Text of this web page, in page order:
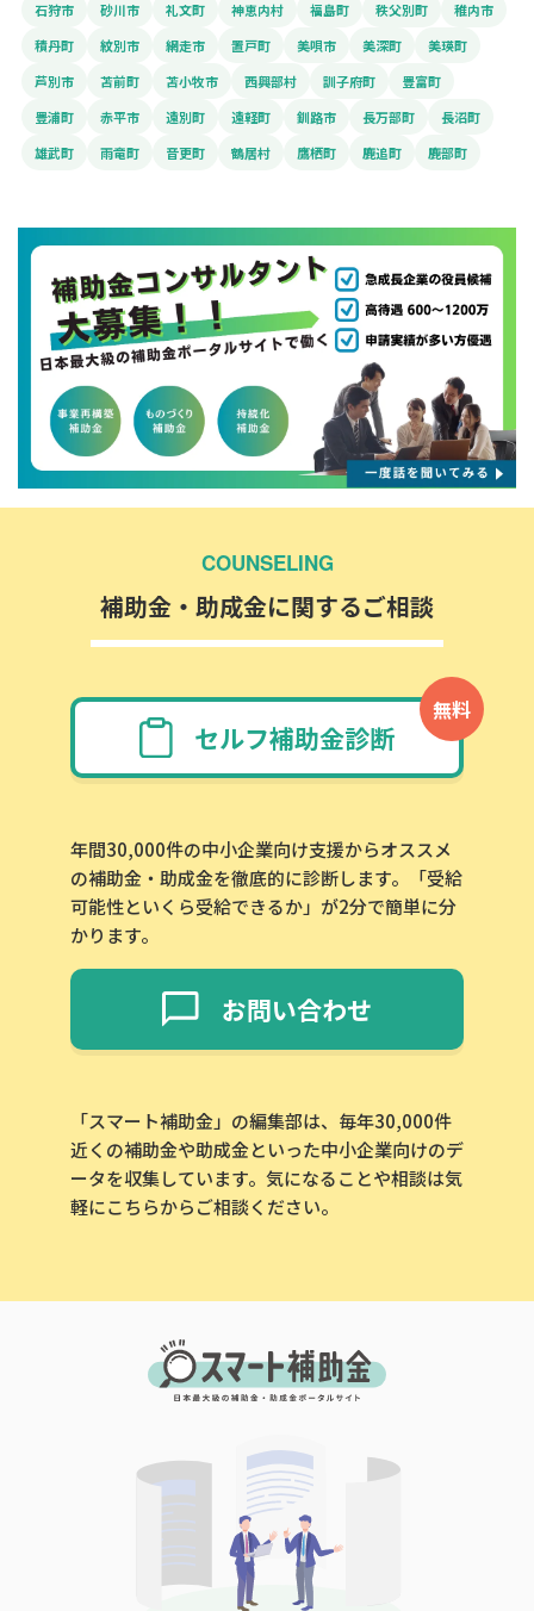
石狩市
砂川市 礼文町 神恵内村 福島町 秩父別町
稚内市
積丹町
紋別市 網走市 置戸町 美唄市 美深町
美瑛町
芦別市
苫前町 苫小牧市 西興部村 訓子府町
豊富町
豊浦町
赤平市 遠別町 遠軽町 釧路市 長万部町
長沼町
雄武町
雨竜町 音更町 鶴居村 鷹栖町 鹿追町 鹿部町
COUNSELING
補助金・助成金に関するご相談
無料
セルフ補助金診断
年間30,000件の中小企業向け支援からオススメ
の補助金・助成金を徹底的に診断します。「受給
可能性といくら受給できるか」が2分で簡単に分
かります。
お問い合わせ
「スマート補助金」の編集部は、毎年30,000件
近くの補助金や助成金といった中小企業向けのデ
ータを収集しています。気になることや相談は気
軽にこちらからご相談ください。